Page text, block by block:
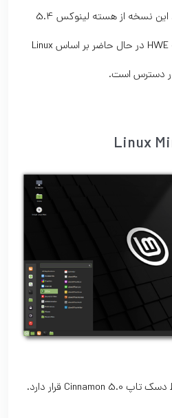
Ubuntu 20.04 باقی می ماند). این نسخه از هسته لینوکس 5.4
استفاده می کند، اگرچه هسته HWE در حال حاضر بر اساس Linux